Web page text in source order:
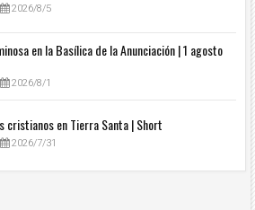
2026/8/5
en la Basílica de la Anunciación | 1 agosto
2026/8/1
cristianos en Tierra Santa | Short
2026/7/31